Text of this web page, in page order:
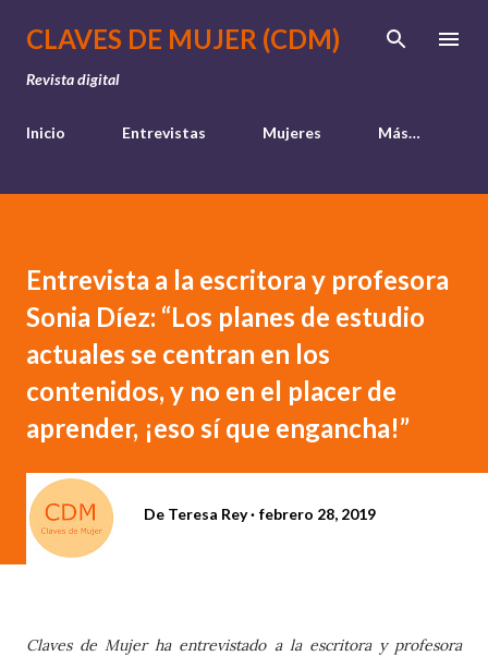
Ir al contenido principal
CLAVES DE MUJER (CDM)
Revista digital
Inicio Entrevistas Mujeres Más…
Entrevista a la escritora y profesora
Sonia Díez: “Los planes de estudio
actuales se centran en los
contenidos, y no en el placer de
aprender, ¡eso sí que engancha!”
De Teresa Rey febrero 28, 2019
Claves de Mujer ha entrevistado a la escritora y profesora